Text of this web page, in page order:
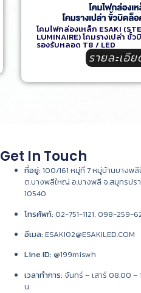
โคมไฟกล่องเหล็ก ESAKI
LUMINAIRE) โคมรางเปล่า
รองรับหลอด T8 / LED
รายละเอี
Get In Touch
ที่อยู่:100/161 หมู่ที่ 7 หมู่บ้านบางพลี
ต.บางพลีใหญ่ อ.บางพลี จ.สมุทรปร
10540
โทรศัพท์:02-751-1121, 098-259-
อีเมล:ESAKI02@ESAKILED.COM
Line ID:@199miswh
เวลาทำการ:จันทร์ – เสาร์ 08:00 –
น.